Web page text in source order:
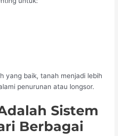
yang baik, tanah menjadi lebih
penurunan atau longsor.
Sistem
Berbagai